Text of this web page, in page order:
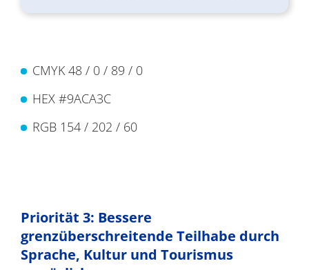
CMYK 48 / 0 / 89 / 0
HEX #9ACA3C
RGB 154 / 202 / 60
Priorität 3: Bessere
grenzüberschreitende Teilhabe durch
Sprache, Kultur und Tourismus